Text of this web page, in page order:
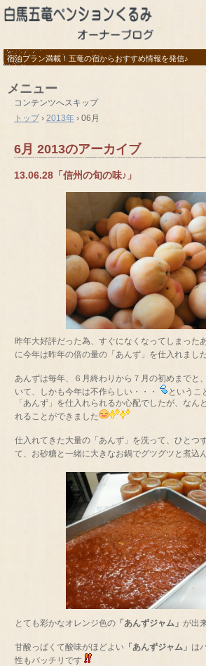
宿泊プラン満載！五竜の宿からおすすめ情報を発信♪
メニュー
コンテンツへスキップ
トップ › 2013年 › 06月
6月 2013のアーカイブ
13.06.28「信州の旬の味♪」
昨年大好評だった為、すぐになくなってしまった
に今年は昨年の倍の量の「あんず」を仕入れまし
あんずは毎年、６月終わりから７月の初めまでと
いて、しかも今年は不作らしい・・・
というこ
「あんず」を仕入れられるか心配でしたが、なん
れることができました
仕入れてきた大量の「あんず」を洗って、ひとつ
て、お砂糖と一緒に大きなお鍋でグツグツと煮込
とても彩かなオレンジ色の 「あんずジャム」が出
甘酸っぱくて酸味がほどよい 「あんずジャム」 は
性もバッチリです